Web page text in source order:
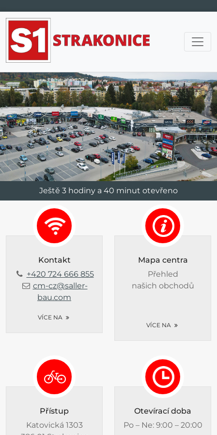
Hlavní navigace
Ještě 3 hodiny a 40 minut otevřeno
Kontakt
+420 724 666 855
cm-cz@saller-
bau.com
VÍCE NA
Mapa centra
Přehled
našich obchodů
VÍCE NA
Přístup
Katovická 1303
Otevírací doba
Po – Ne: 9:00 – 20:00